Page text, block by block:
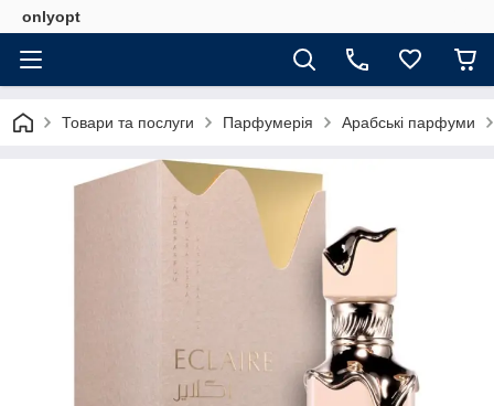
onlyopt
Товари та послуги Парфумерія Арабські парфуми